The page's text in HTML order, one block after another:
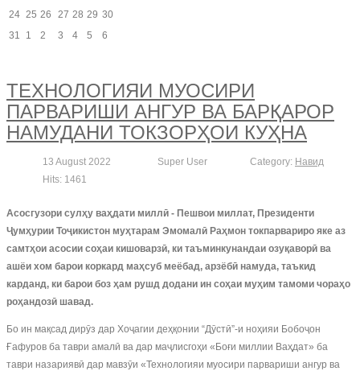
24 25 26 27 28 29 30
31
1 2 3 4 5 6
ТЕХНОЛОГИЯИ МУОСИРИ
ПАРВАРИШИ АНГУР ВА БАРҚАРОР
НАМУДАНИ ТОКЗОРҲОИ КУҲНА
13 August 2022 Super User Category: Навид
Hits: 1461
Асосгузори сулҳу ваҳдати миллӣ - Пешвои миллат, Президенти
Ҷумҳурии Тоҷикистон муҳтарам Эмомалӣ Раҳмон токпарвариро яке аз
самтҳои асосии соҳаи кишоварзӣ, ки таъминкунандаи озуқаворӣ ва
ашёи хом барои коркард маҳсуб меёбад, арзёбӣ намуда, таъкид
карданд, ки барои боз ҳам рушд додани ин соҳаи муҳим тамоми чораҳо
роҳандозӣ шавад.
Бо ин мақсад дирӯз дар Хоҷагии деҳқонии “Дӯстӣ”-и ноҳияи Бобоҷон
Ғафуров ба таври амалӣ ва дар маҷлисгоҳи «Боғи миллии Ваҳдат» ба
таври назариявӣ дар мавзӯи «Технологияи муосири парвариши ангур ва